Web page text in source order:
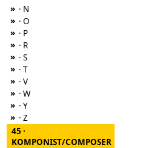
» · N
» · O
» · P
» · R
» · S
» · T
» · V
» · W
» · Y
» · Z
45 ·
KOMPONIST/COMPOSER